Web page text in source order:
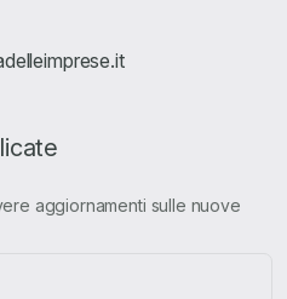
aggiornamenti sulle nuove